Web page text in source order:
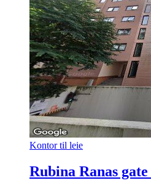
Kontor til leie
Rubina Ranas gate